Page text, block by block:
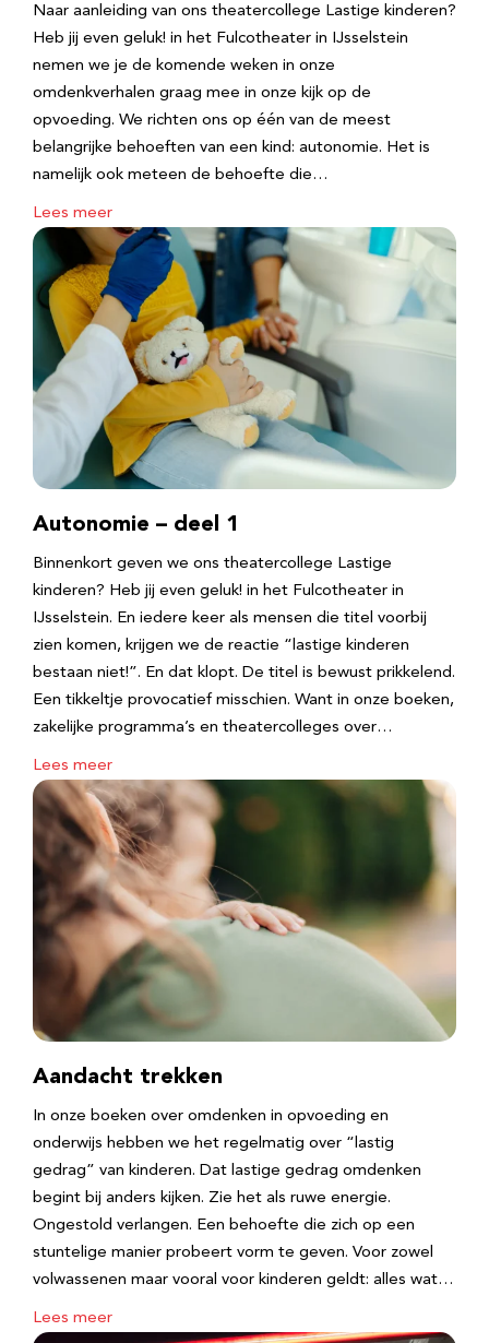
Naar aanleiding van ons theatercollege Lastige kinderen?
Heb jij even geluk! in het Fulcotheater in IJsselstein
nemen we je de komende weken in onze
omdenkverhalen graag mee in onze kijk op de
opvoeding. We richten ons op één van de meest
belangrijke behoeften van een kind: autonomie. Het is
namelijk ook meteen de behoefte die…
Lees meer
Autonomie – deel 1
Binnenkort geven we ons theatercollege Lastige
kinderen? Heb jij even geluk! in het Fulcotheater in
IJsselstein. En iedere keer als mensen die titel voorbij
zien komen, krijgen we de reactie “lastige kinderen
bestaan niet!”. En dat klopt. De titel is bewust prikkelend.
Een tikkeltje provocatief misschien. Want in onze boeken,
zakelijke programma’s en theatercolleges over…
Lees meer
Aandacht trekken
In onze boeken over omdenken in opvoeding en
onderwijs hebben we het regelmatig over “lastig
gedrag” van kinderen. Dat lastige gedrag omdenken
begint bij anders kijken. Zie het als ruwe energie.
Ongestold verlangen. Een behoefte die zich op een
stuntelige manier probeert vorm te geven. Voor zowel
volwassenen maar vooral voor kinderen geldt: alles wat…
Lees meer